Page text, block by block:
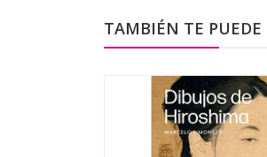
TAMBIÉN TE PUEDE